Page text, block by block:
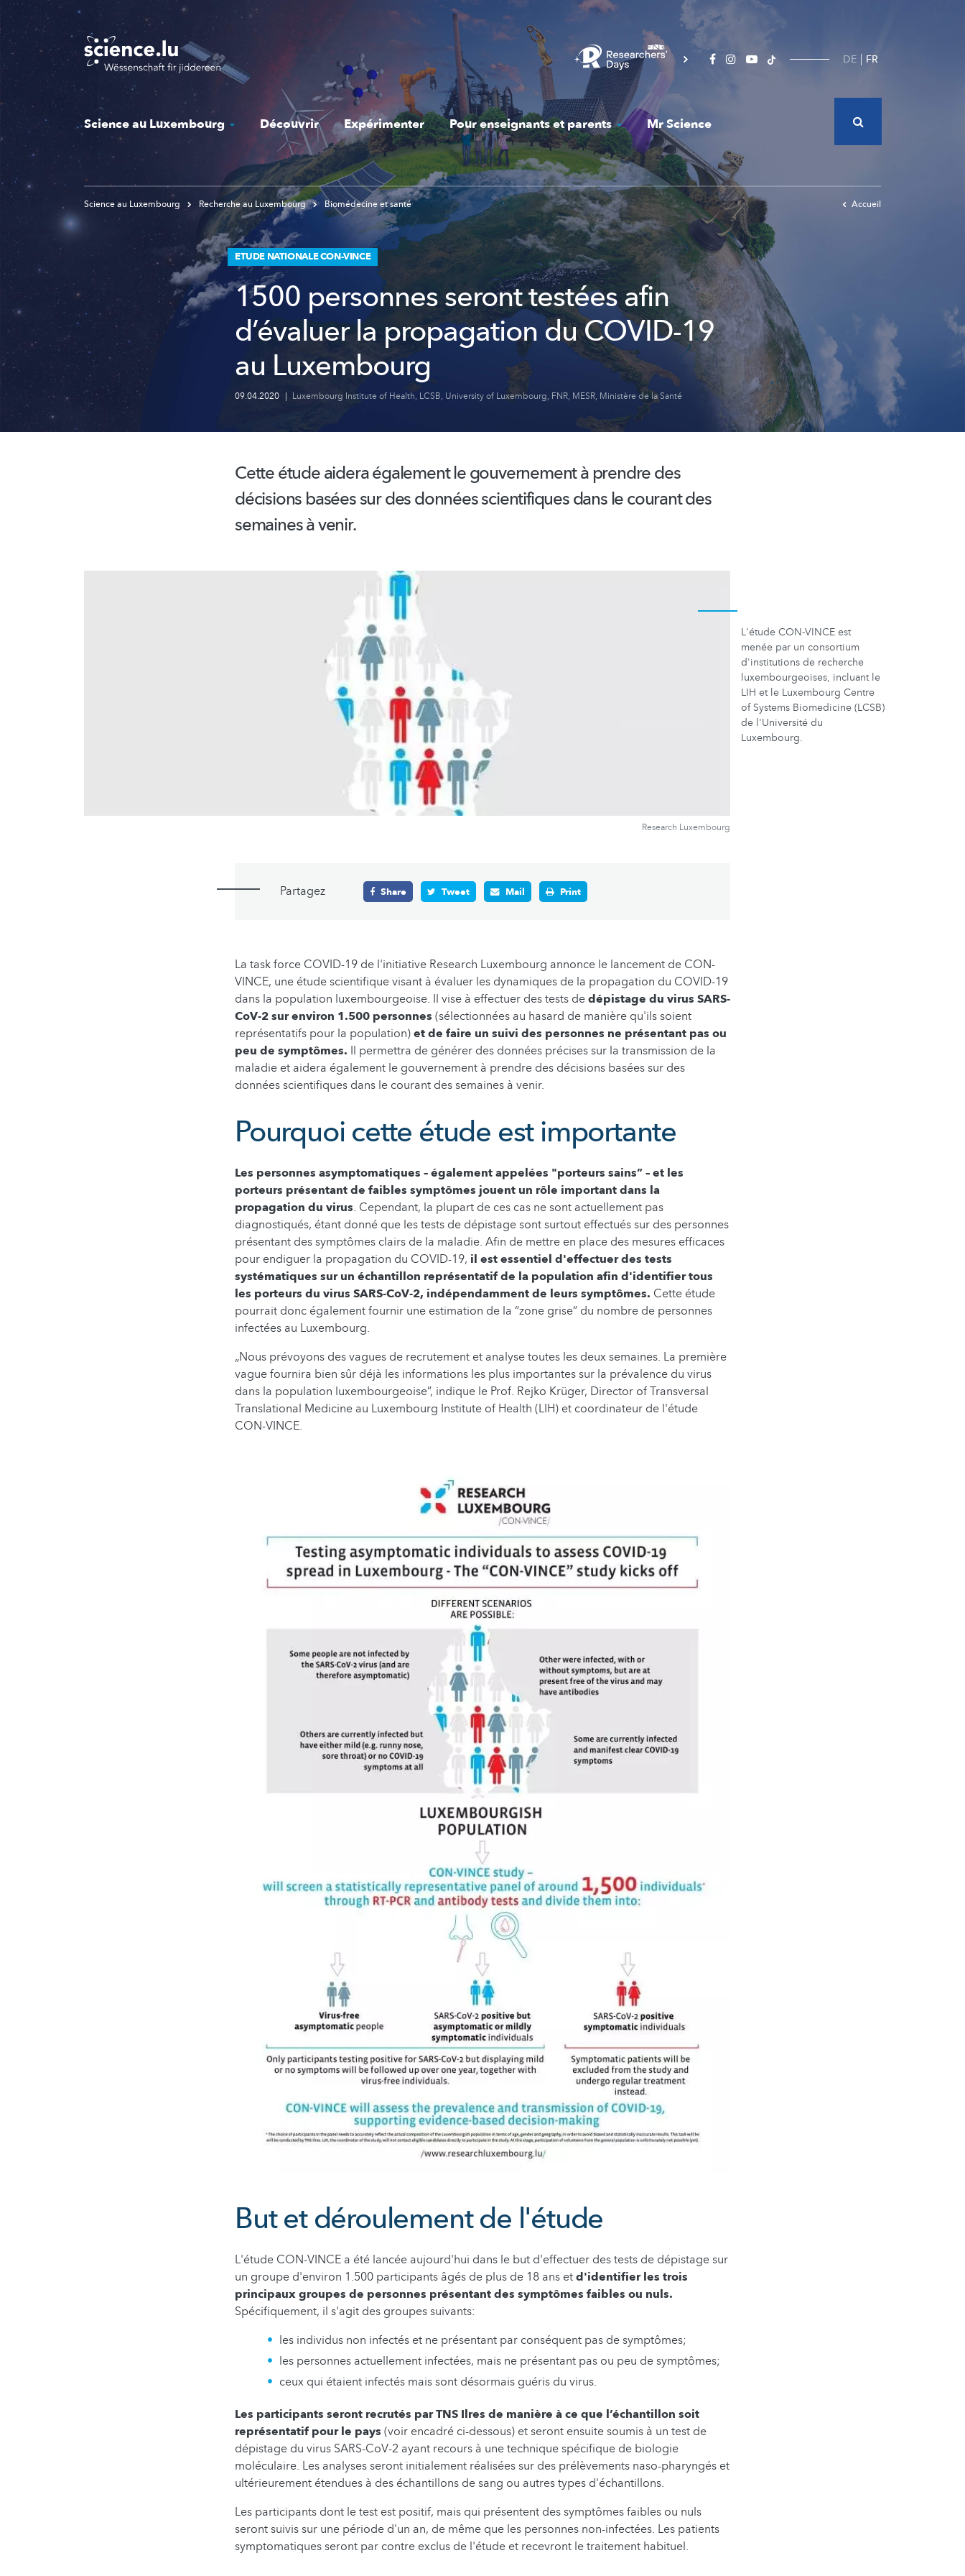
Skip
to
main
content
DE FR
Science au Luxembourg Découvrir Expérimenter Pour enseignants et parents Mr Science
Science au Luxembourg Recherche au Luxembourg Biomédecine et santé Accueil
ETUDE NATIONALE CON-VINCE
1500 personnes seront testées afin
d’évaluer la propagation du COVID-19
au Luxembourg
09.04.2020 | Luxembourg Institute of Health, LCSB, University of Luxembourg, FNR, MESR, Ministère de la Santé
Cette étude aidera également le gouvernement à prendre des
décisions basées sur des données scientifiques dans le courant des
semaines à venir.
Research Luxembourg
L'étude CON-VINCE est
menée par un consortium
d'institutions de recherche
luxembourgeoises, incluant le
LIH et le Luxembourg Centre
of Systems Biomedicine (LCSB)
de l'Université du
Luxembourg.
Partagez Share Tweet Mail Print
La task force COVID-19 de l'initiative Research Luxembourg annonce le lancement de CON-
VINCE, une étude scientifique visant à évaluer les dynamiques de la propagation du COVID-19
dans la population luxembourgeoise. Il vise à effectuer des tests dedépistage du virus SARS-
CoV-2 sur environ 1.500 personnes (sélectionnées au hasard de manière qu'ils soient
représentatifs pour la population)et de faire un suivi des personnes ne présentant pas ou
peu de symptômes. Il permettra de générer des données précises sur la transmission de la
maladie et aidera également le gouvernement à prendre des décisions basées sur des
données scientifiques dans le courant des semaines à venir.
Pourquoi cette étude est importante
Les personnes asymptomatiques – également appelées "porteurs sains” – et les
porteurs présentant de faibles symptômes jouent un rôle important dans la
propagation du virus. Cependant, la plupart de ces cas ne sont actuellement pas
diagnostiqués, étant donné que les tests de dépistage sont surtout effectués sur des personnes
présentant des symptômes clairs de la maladie. Afin de mettre en place des mesures efficaces
pour endiguer la propagation du COVID-19, il est essentiel d'effectuer des tests
systématiques sur un échantillon représentatif de la population afin d'identifier tous
les porteurs du virus SARS-CoV-2, indépendamment de leurs symptômes. Cette étude
pourrait donc également fournir une estimation de la “zone grise” du nombre de personnes
infectées au Luxembourg.
„Nous prévoyons des vagues de recrutement et analyse toutes les deux semaines. La première
vague fournira bien sûr déjà les informations les plus importantes sur la prévalence du virus
dans la population luxembourgeoise”, indique le Prof. Rejko Krüger, Director of Transversal
Translational Medicine au Luxembourg Institute of Health (LIH) et coordinateur de l'étude
CON-VINCE.
But et déroulement de l'étude
L'étude CON-VINCE a été lancée aujourd'hui dans le but d'effectuer des tests de dépistage sur
un groupe d'environ 1.500 participants âgés de plus de 18 ans etd'identifier les trois
principaux groupes de personnes présentant des symptômes faibles ou nuls.
Spécifiquement, il s'agit des groupes suivants:
les individus non infectés et ne présentant par conséquent pas de symptômes;
les personnes actuellement infectées, mais ne présentant pas ou peu de symptômes;
ceux qui étaient infectés mais sont désormais guéris du virus.
Les participants seront recrutés par TNS Ilres de manière à ce que l’échantillon soit
représentatif pour le pays (voir encadré ci-dessous) et seront ensuite soumis à un test de
dépistage du virus SARS-CoV-2 ayant recours à une technique spécifique de biologie
moléculaire. Les analyses seront initialement réalisées sur des prélèvements naso-pharyngés et
ultérieurement étendues à des échantillons de sang ou autres types d'échantillons.
Les participants dont le test est positif, mais qui présentent des symptômes faibles ou nuls
seront suivis sur une période d'un an, de même que les personnes non-infectées. Les patients
symptomatiques seront par contre exclus de l'étude et recevront le traitement habituel.